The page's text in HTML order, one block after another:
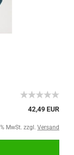
42,49 EUR
MwSt. zzgl. Versand